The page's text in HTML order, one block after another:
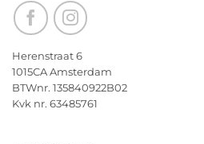
Herenstraat 6
1015CA Amsterdam
BTWnr. 135840922B02
Kvk nr. 63485761